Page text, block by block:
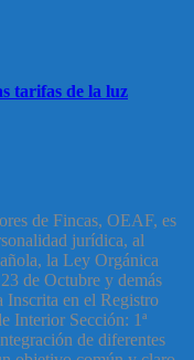
tarifas de la luz
de Fincas, OEAF, es
jurídica, al
la Ley Orgánica
de Octubre y demás
Inscrita en el Registro
Interior Sección: 1ª
de diferentes